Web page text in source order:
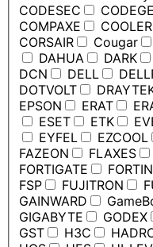
CODESEC
COMPAXE
CORSAIR
Cougar
DAHUA
DARK
DCN
DELL
DOTVOLT
EPSON
ERAT
ESET
ETK
EYFEL
EZCOOL
FAZEON
FLAXES
FORTIGATE
FSP
FUJITRON
GAINWARD
GIGABYTE
GODEX
GST
H3C